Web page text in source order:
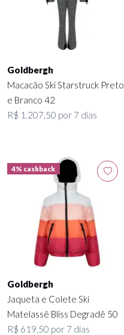
Goldbergh
Macacão Ski Starstruck Preto
e Branco 42
R$ 1.207,50 por 7 dias
4% cashback
Goldbergh
Jaqueta e Colete Ski
Matelassê Bliss Degradê 50
R$ 619,50 por 7 dias